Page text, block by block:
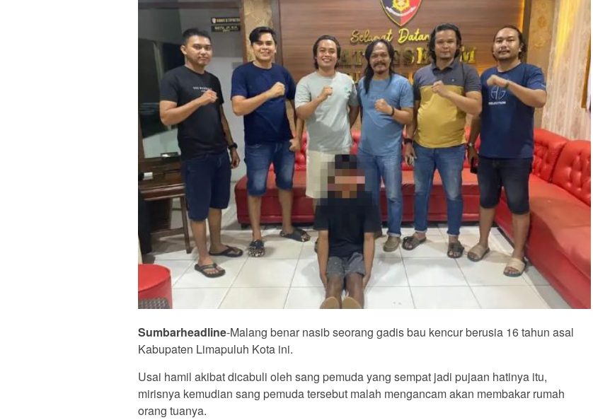
Sumbarheadline-Malang benar nasib seorang gadis bau kencur berusia 16 tahun asal
Kabupaten Limapuluh Kota ini.
Usai hamil akibat dicabuli oleh sang pemuda yang sempat jadi pujaan hatinya itu,
mirisnya kemudian sang pemuda tersebut malah mengancam akan membakar rumah
orang tuanya.